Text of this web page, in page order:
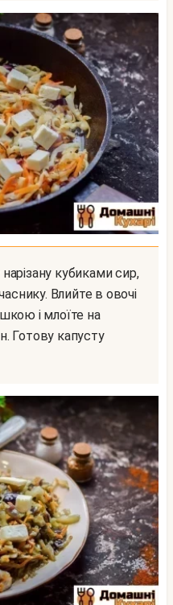
Влийте в овочі
і млоїте на
Готову капусту